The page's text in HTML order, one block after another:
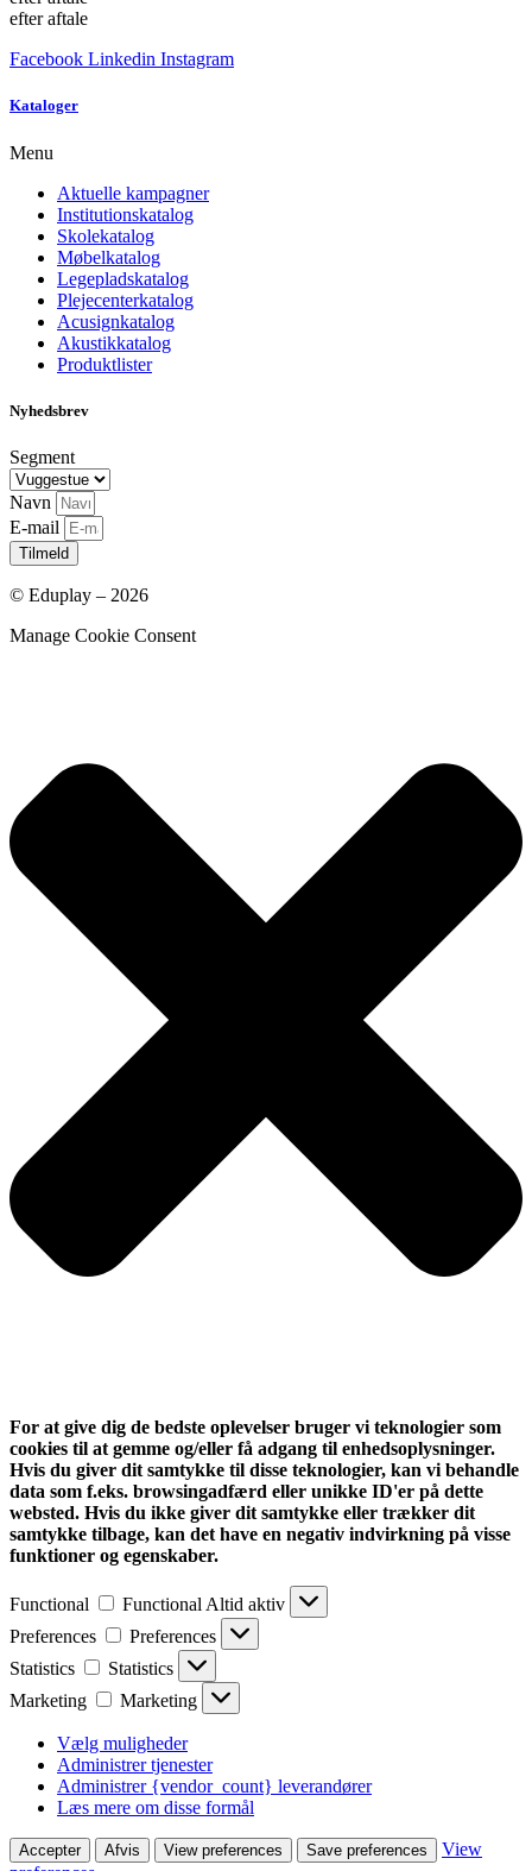
efter aftale
Facebook Linkedin Instagram
Kataloger
Menu
Aktuelle kampagner
Institutionskatalog
Skolekatalog
Møbelkatalog
Legepladskatalog
Plejecenterkatalog
Acusignkatalog
Akustikkatalog
Produktlister
Nyhedsbrev
Segment
Navn
E-mail
Tilmeld
© Eduplay – 2026
Manage Cookie Consent
For at give dig de bedste oplevelser bruger vi teknologier som
cookies til at gemme og/eller få adgang til enhedsoplysninger.
Hvis du giver dit samtykke til disse teknologier, kan vi behandle
data som f.eks. browsingadfærd eller unikke ID'er på dette
websted. Hvis du ikke giver dit samtykke eller trækker dit
samtykke tilbage, kan det have en negativ indvirkning på visse
funktioner og egenskaber.
Functional Functional Altid aktiv
Preferences
Preferences
Statistics
Statistics
Marketing
Marketing
Vælg muligheder
Administrer tjenester
Administrer {vendor_count} leverandører
Læs mere om disse formål
Accepter Afvis View preferences Save preferences
View